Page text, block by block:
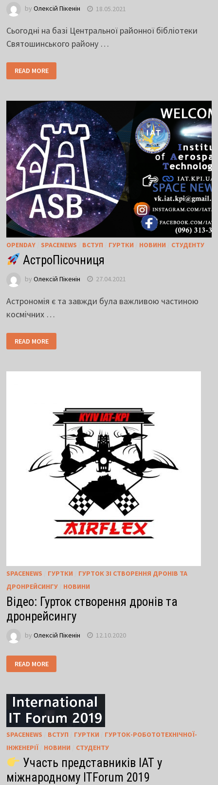
by Олексій Пікенін 18.05.2021
Сьогодні на базі Центральної районної бібліотеки
Святошинського району …
READ MORE
OPENDAY/ SPACENEWS ВСТУП ГУРТКИ НОВИНИ СТУДЕНТУ
АстроПісочниця
by Олексій Пікенін 27.04.2021
Астрономія є та завжди була важливою частиною
космічних …
READ MORE
SPACENEWS ГУРТКИ
ГУРТОК ЗІ СТВОРЕННЯ ДРОНІВ ТА
ДРОНРЕЙСИНГУ/ НОВИНИ
Відео: Гурток створення дронів та
дронрейсингу
by Олексій Пікенін 12.10.2020
READ MORE
SPACENEWS ВСТУП ГУРТКИ
ГУРТОК-РОБОТОТЕХНІЧНОЇ-
ІНЖЕНЕРІЇ/ НОВИНИ СТУДЕНТУ
Участь представників ІАТ у
міжнародному ITForum 2019